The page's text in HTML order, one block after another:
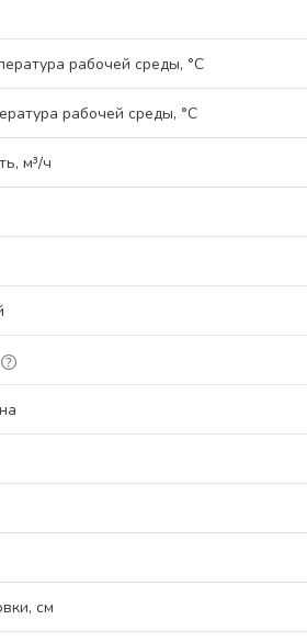
рабочей среды, °С
рабочей среды, °С
м³/ч
см